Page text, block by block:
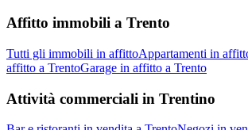
Affitto immobili a Trento
Tutti gli immobili in affittoAppartamenti in
affitto a TrentoGarage in affitto a Trento
Attività commerciali in Trentino